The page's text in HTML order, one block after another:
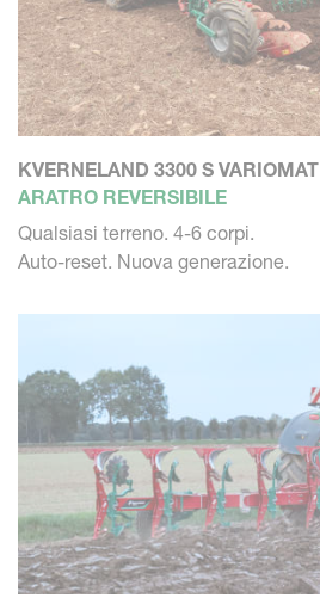
KVERNELAND 3300 S VARIOMAT
ARATRO REVERSIBILE
Qualsiasi terreno. 4-6 corpi.
Auto-reset. Nuova generazione.